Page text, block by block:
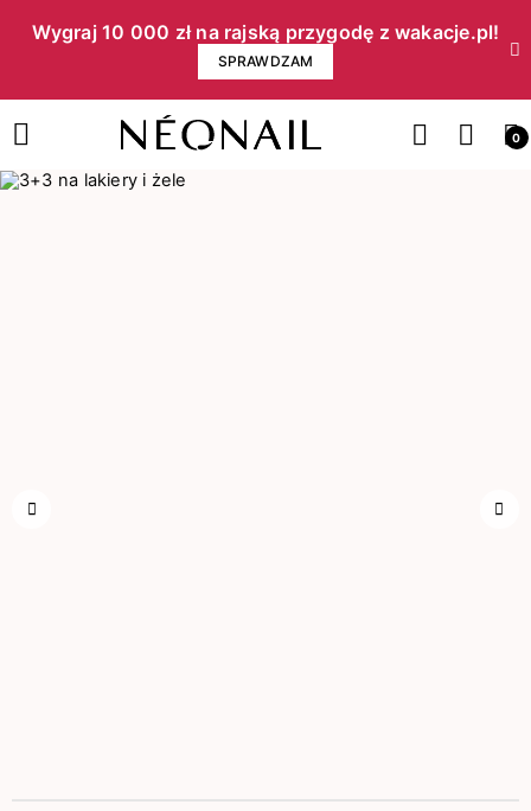
Wygraj 10 000 zł na rajską przygodę z wakacje.pl!​
SPRAWDZAM
0